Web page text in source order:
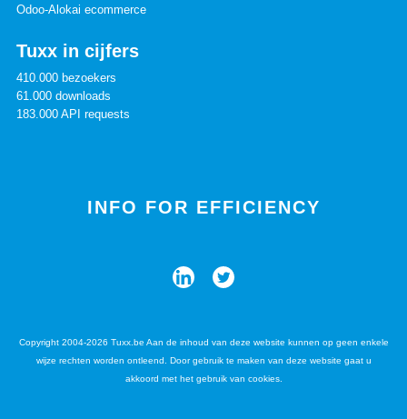
Odoo-Alokai ecommerce
Tuxx in cijfers
410.000 bezoekers
61.000 downloads
183.000 API requests
INFO FOR EFFICIENCY
Copyright 2004-2026 Tuxx.be Aan de inhoud van deze website kunnen op geen enkele
wijze rechten worden ontleend. Door gebruik te maken van deze website gaat u
akkoord met het gebruik van cookies.